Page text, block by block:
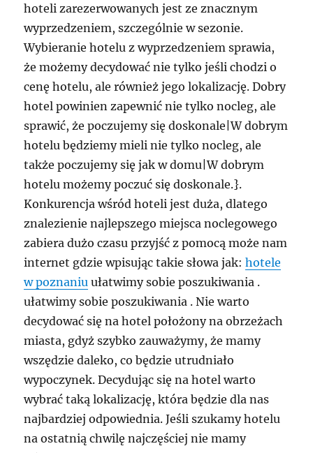
hoteli zarezerwowanych jest ze znacznym
wyprzedzeniem, szczególnie w sezonie.
Wybieranie hotelu z wyprzedzeniem sprawia,
że możemy decydować nie tylko jeśli chodzi o
cenę hotelu, ale również jego lokalizację. Dobry
hotel powinien zapewnić nie tylko nocleg, ale
sprawić, że poczujemy się doskonale|W dobrym
hotelu będziemy mieli nie tylko nocleg, ale
także poczujemy się jak w domu|W dobrym
hotelu możemy poczuć się doskonale.}.
Konkurencja wśród hoteli jest duża, dlatego
znalezienie najlepszego miejsca noclegowego
zabiera dużo czasu przyjść z pomocą może nam
internet gdzie wpisując takie słowa jak:hotele
w poznaniu ułatwimy sobie poszukiwania .
ułatwimy sobie poszukiwania . Nie warto
decydować się na hotel położony na obrzeżach
miasta, gdyż szybko zauważymy, że mamy
wszędzie daleko, co będzie utrudniało
wypoczynek. Decydując się na hotel warto
wybrać taką lokalizację, która będzie dla nas
najbardziej odpowiednia. Jeśli szukamy hotelu
na ostatnią chwilę najczęściej nie mamy